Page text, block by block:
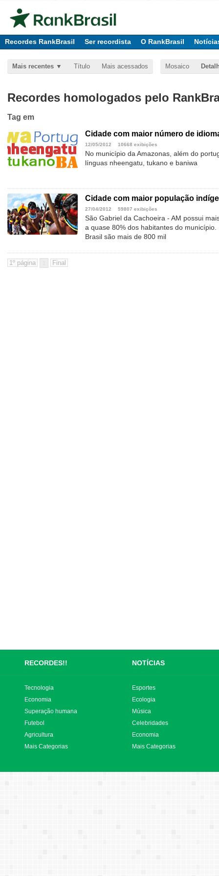
Recordes RankBrasil Ser recordista O RankBrasil
Mais recentes Título Mais acessados Mosaico
Recordes homologados pelo
Tag em
Cidade com maior número de
12/05/2012 10668 exibições
No município da Amazonas, além do
línguas nheengatu, tukano e baniwa
Cidade com maior população
27/04/2012 59807 exibições
São Gabriel da Cachoeira - AM possui
a quase 80% dos habitantes do
Brasil são mais de 800 mil
RECORDES!! NOTÍCIAS
Tecnologia
Economia
Superação humana
Futebol
Agricultura
Mais Categorias
Esportes
Ecologia
Música
Celebridades
Economia
Mais Categorias